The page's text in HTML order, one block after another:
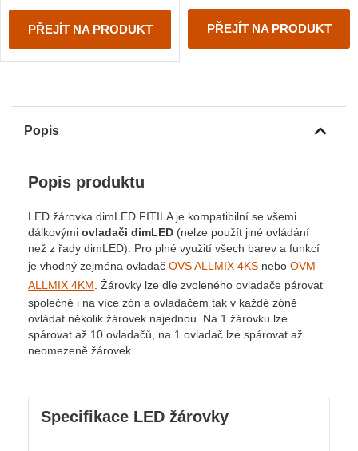
PŘEJÍT NA PRODUKT PŘEJÍT NA PRODUKT
Popis
Popis produktu
LED žárovka dimLED FITILA je kompatibilní se všemi
dálkovými ovladači dimLED (nelze použít jiné ovládání
než z řady dimLED). Pro plné využití všech barev a funkcí
je vhodný zejména ovladač OVS ALLMIX 4KS nebo OVM
ALLMIX 4KM . Žárovky lze dle zvoleného ovladače párovat
společně i na více zón a ovladačem tak v každé zóně
ovládat několik žárovek najednou. Na 1 žárovku lze
spárovat až 10 ovladačů, na 1 ovladač lze spárovat až
neomezeně žárovek.
Specifikace LED žárovky